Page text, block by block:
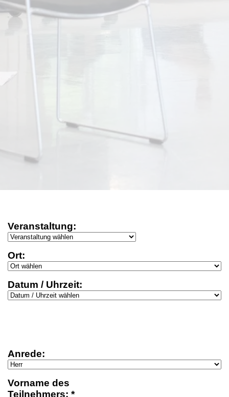
Veranstaltung:
Ort:
Datum / Uhrzeit:
Anrede:
Vorname des
Teilnehmers: *